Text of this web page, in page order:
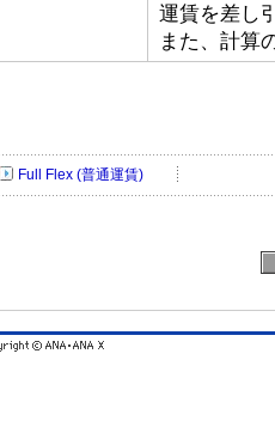
運賃を差し
また、計算
Full Flex (普通運賃)